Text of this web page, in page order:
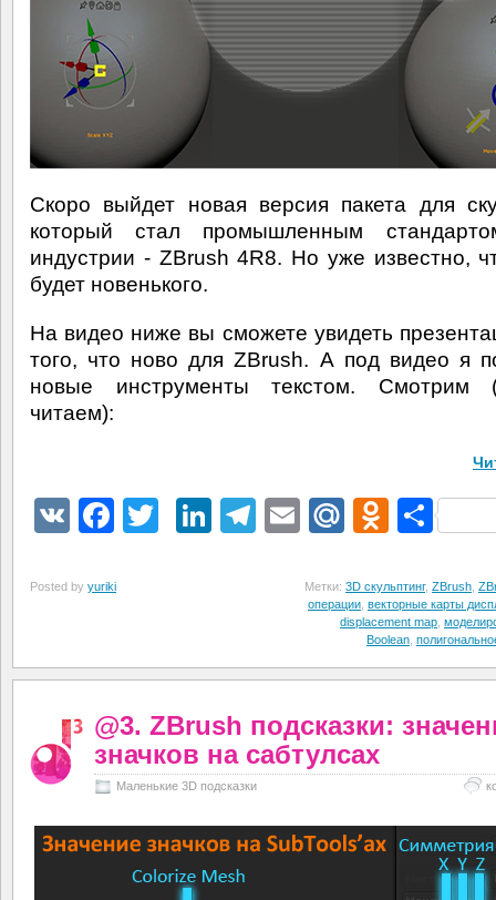
Скоро выйдет новая версия пакета для
который стал промышленным
индустрии - ZBrush 4R8. Но уже известно,
будет новенького.
На видео ниже вы сможете увидеть
того, что ново для ZBrush. А под видео я
новые инструменты текстом. Смотрим
читаем):
VK Facebook
TwitterLinkedIn
Telegram
EmailMail.Ru
Posted by yuriki Метки: 3D скульптинг, ZBrush
операции векторные карты
displacement map
Boolean
@3. ZBrush подсказки:
значков на сабтулсах
Маленькие 3D подсказки